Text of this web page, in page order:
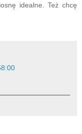
idealne. Też chcę